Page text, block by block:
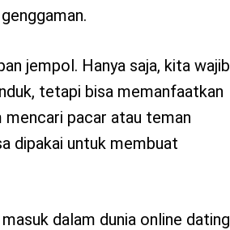
jempol. Hanya saja, kita wajib
tetapi bisa memanfaatkan
mencari pacar atau teman
dipakai untuk membuat
dalam dunia online dating